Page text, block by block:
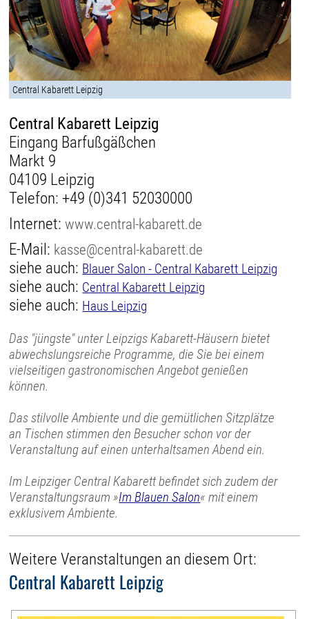
Central Kabarett Leipzig
Central Kabarett Leipzig
Eingang Barfußgäßchen
Markt 9
04109 Leipzig
Telefon: +49 (0)341 52030000
Internet:www.central-kabarett.de
E-Mail: kasse@central-kabarett.de
siehe auch: Blauer Salon - Central Kabarett Leipzig
siehe auch: Central Kabarett Leipzig
siehe auch: Haus Leipzig
Das "jüngste" unter Leipzigs Kabarett-Häusern bietet
abwechslungsreiche Programme, die Sie bei einem
vielseitigen gastronomischen Angebot genießen
können.
Das stilvolle Ambiente und die gemütlichen Sitzplätze
an Tischen stimmen den Besucher schon vor der
Veranstaltung auf einen unterhaltsamen Abend ein.
Im Leipziger Central Kabarett befindet sich zudem der
Veranstaltungsraum »Im Blauen Salon« mit einem
exklusivem Ambiente.
Weitere Veranstaltungen an diesem Ort:
Central Kabarett Leipzig